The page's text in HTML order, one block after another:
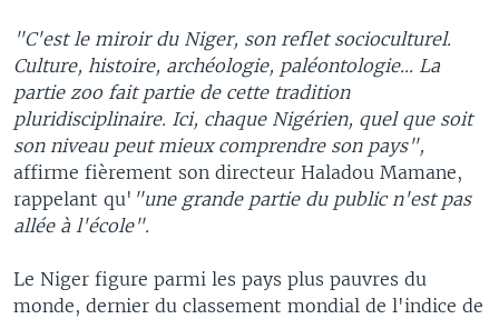
"C'est le miroir du Niger, son reflet socioculturel.
Culture, histoire, archéologie, paléontologie... La
partie zoo fait partie de cette tradition
pluridisciplinaire. Ici, chaque Nigérien, quel que soit
son niveau peut mieux comprendre son pays",
affirme fièrement son directeur Haladou Mamane,
rappelant qu' "une grande partie du public n'est pas
allée à l'école".
Le Niger figure parmi les pays plus pauvres du
monde, dernier du classement mondial de l'indice de